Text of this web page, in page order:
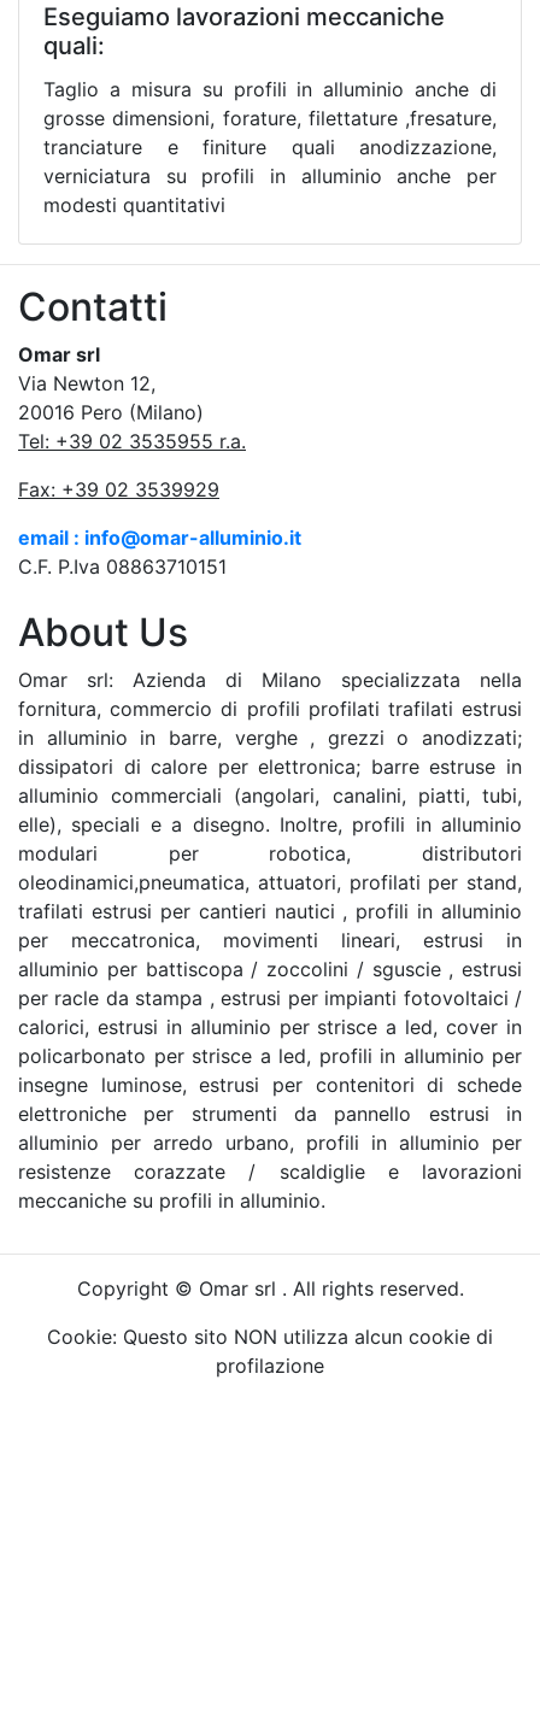
Eseguiamo lavorazioni meccaniche
quali:
Taglio a misura su profili in alluminio anche di
grosse dimensioni, forature, filettature ,fresature,
tranciature e finiture quali anodizzazione,
verniciatura su profili in alluminio anche per
modesti quantitativi
Contatti
Omar srl
Via Newton 12,
20016 Pero (Milano)
Tel: +39 02 3535955 r.a.
Fax: +39 02 3539929
email : info@omar-alluminio.it
C.F. P.Iva 08863710151
About Us
Omar srl: Azienda di Milano specializzata nella
fornitura, commercio di profili profilati trafilati estrusi
in alluminio in barre, verghe , grezzi o anodizzati;
dissipatori di calore per elettronica; barre estruse in
alluminio commerciali (angolari, canalini, piatti, tubi,
elle), speciali e a disegno. Inoltre, profili in alluminio
modulari per robotica, distributori
oleodinamici,pneumatica, attuatori, profilati per stand,
trafilati estrusi per cantieri nautici , profili in alluminio
per meccatronica, movimenti lineari, estrusi in
alluminio per battiscopa / zoccolini / sguscie , estrusi
per racle da stampa , estrusi per impianti fotovoltaici /
calorici, estrusi in alluminio per strisce a led, cover in
policarbonato per strisce a led, profili in alluminio per
insegne luminose, estrusi per contenitori di schede
elettroniche per strumenti da pannello estrusi in
alluminio per arredo urbano, profili in alluminio per
resistenze corazzate / scaldiglie e lavorazioni
meccaniche su profili in alluminio.
Copyright © Omar srl . All rights reserved.
Cookie: Questo sito NON utilizza alcun cookie di
profilazione